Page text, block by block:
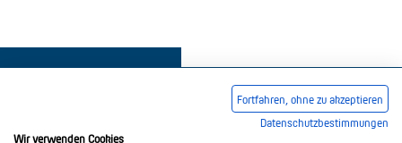
Fortfahren, ohne zu akzeptieren
Datenschutzbestimmungen
Wir verwenden Cookies